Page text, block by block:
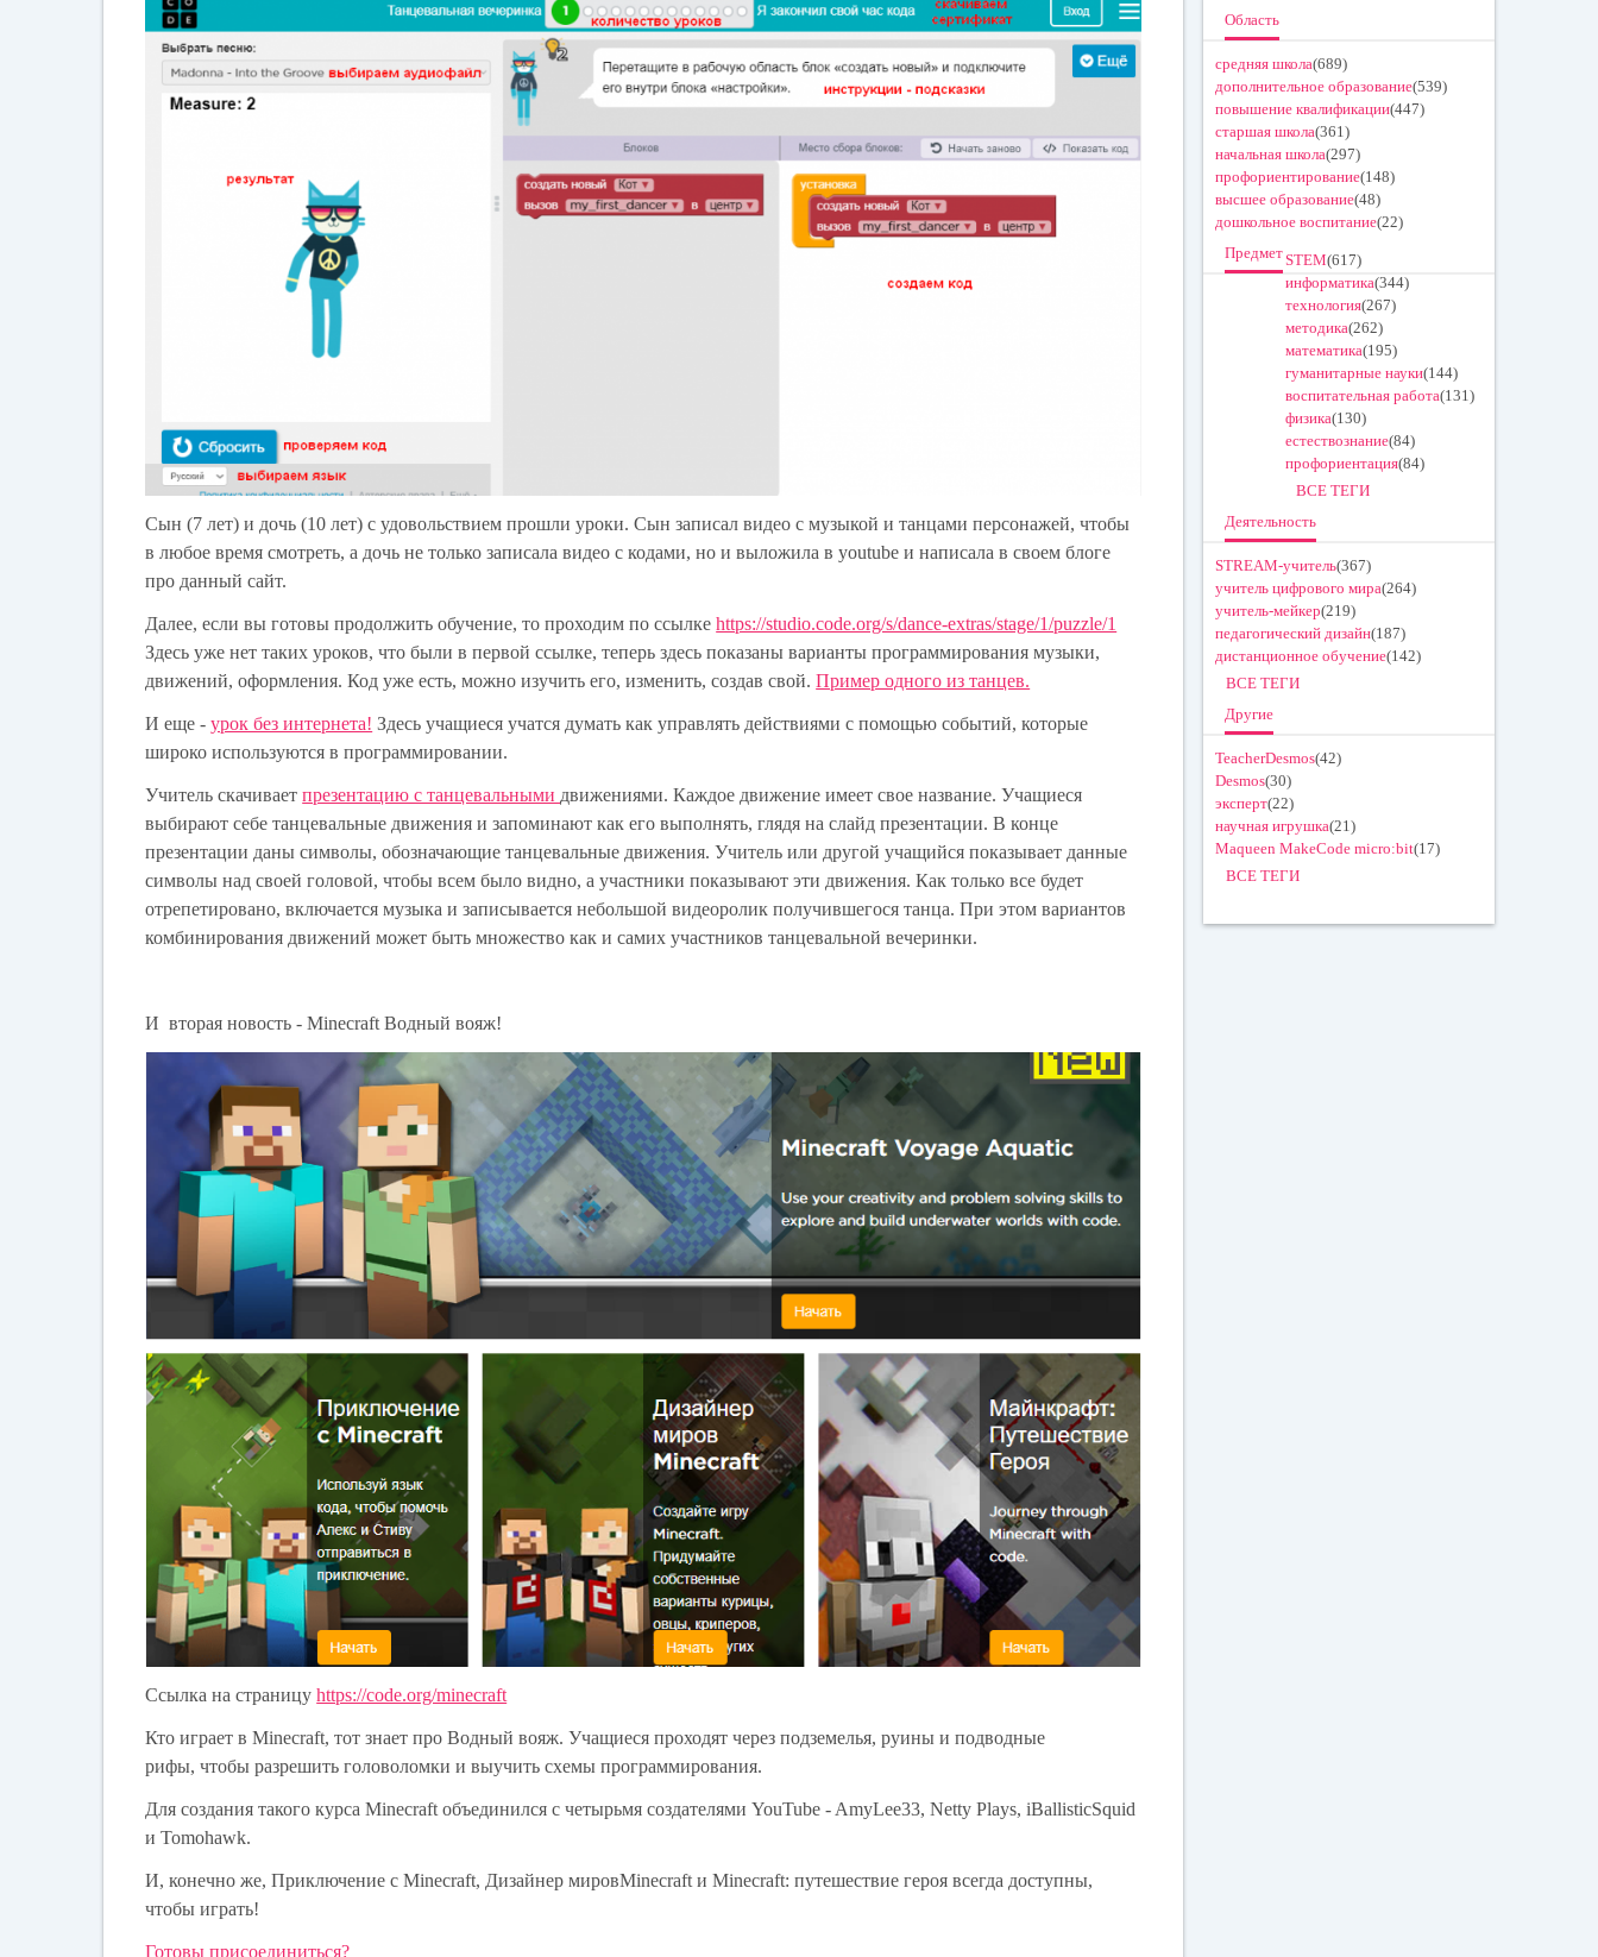
Сын (7 лет) и дочь (10 лет) с удовольствием прошли уроки. Сын записал видео с музыкой и танцами персонажей, чтобы
в любое время смотреть, а дочь не только записала видео с кодами, но и выложила в youtube и написала в своем блоге
про данный сайт.
Далее, если вы готовы продолжить обучение, то проходим по ссылкеhttps://studio.code.org/s/dance-extras/stage/1/puzzle/1
Здесь уже нет таких уроков, что были в первой ссылке, теперь здесь показаны варианты программирования музыки,
движений, оформления. Код уже есть, можно изучить его, изменить, создав свой.Пример одного из танцев.
И еще -урок без интернета! Здесь учащиеся учатся думать как управлять действиями с помощью событий, которые
широко используются в программировании.
Учитель скачиваетпрезентацию с танцевальными движениями. Каждое движение имеет свое название. Учащиеся
выбирают себе танцевальные движения и запоминают как его выполнять, глядя на слайд презентации. В конце
презентации даны символы, обозначающие танцевальные движения. Учитель или другой учащийся показывает данные
символы над своей головой, чтобы всем было видно, а участники показывают эти движения. Как только все будет
отрепетировано, включается музыка и записывается небольшой видеоролик получившегося танца. При этом вариантов
комбинирования движений может быть множество как и самих участников танцевальной вечеринки.
И вторая новость - Minecraft Водный вояж!
Ссылка на страницуhttps://code.org/minecraft
Кто играет в Minecraft, тот знает про Водный вояж. Учащиеся проходят через подземелья, руины и подводные
рифы, чтобы разрешить головоломки и выучить схемы программирования.
Для создания такого курса Minecraft объединился с четырьмя создателями YouTube - AmyLee33, Netty Plays, iBallisticSquid
и Tomohawk.
И, конечно же, Приключение с Minecraft, Дизайнер мировMinecraft и Minecraft: путешествие героя всегда доступны,
чтобы играть!
Готовы присоединиться?
Область
средняя школа(689)
дополнительное образование(539)
повышение квалификации(447)
старшая школа(361)
начальная школа(297)
профориентирование(148)
высшее образование(48)
дошкольное воспитание(22)
ПредметSTEM(617)
информатика(344)
технология(267)
методика(262)
математика(195)
гуманитарные науки(144)
воспитательная работа(131)
физика(130)
естествознание(84)
профориентация(84)
ВСЕ ТЕГИ
Деятельность
STREAM-учитель(367)
учитель цифрового мира(264)
учитель-мейкер(219)
педагогический дизайн(187)
дистанционное обучение(142)
ВСЕ ТЕГИ
Другие
TeacherDesmos(42)
Desmos(30)
эксперт(22)
научная игрушка(21)
Maqueen MakeCode micro:bit(17)
ВСЕ ТЕГИ